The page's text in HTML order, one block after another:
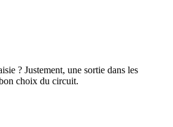
? Justement, une sortie dans les
choix du circuit.